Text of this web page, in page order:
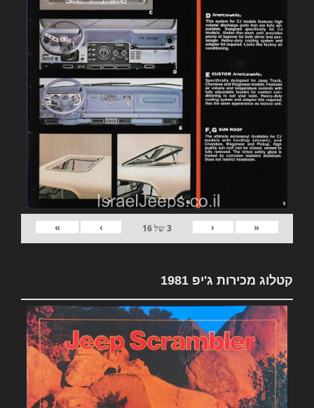
«
‹
3של16
›
»
קטלוג מכירות ג'יפ 1981